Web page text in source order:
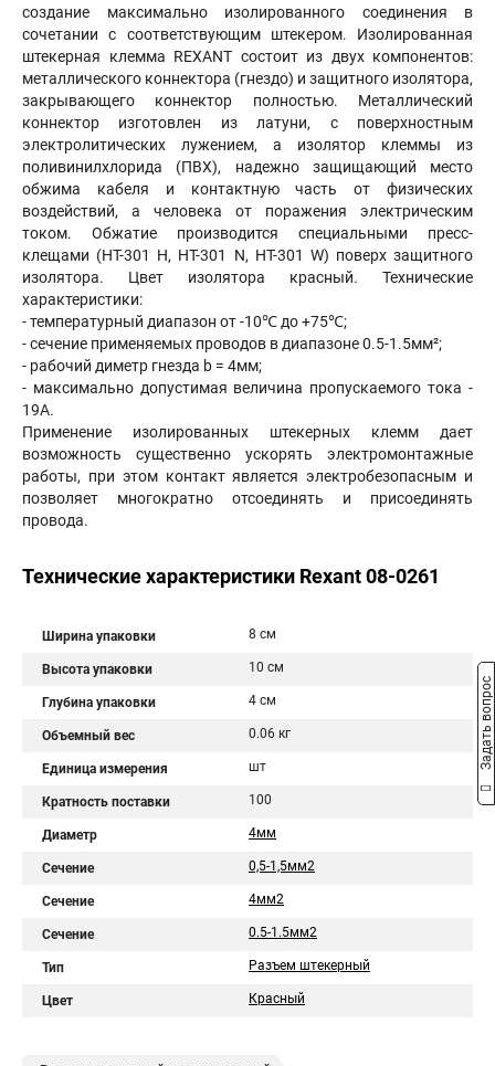
создание максимально изолированного соединения в
сочетании с соответствующим штекером. Изолированная
штекерная клемма REXANT состоит из двух компонентов:
металлического коннектора (гнездо) и защитного изолятора,
закрывающего коннектор полностью. Металлический
коннектор изготовлен из латуни, с поверхностным
электролитических лужением, а изолятор клеммы из
поливинилхлорида (ПВХ), надежно защищающий место
обжима кабеля и контактную часть от физических
воздействий, а человека от поражения электрическим
током. Обжатие производится специальными пресс-
клещами (HT-301 H, HT-301 N, HT-301 W) поверх защитного
изолятора. Цвет изолятора красный. Технические
характеристики:
- температурный диапазон от -10℃ до +75℃;
- сечение применяемых проводов в диапазоне 0.5-1.5мм²;
- рабочий диметр гнезда b = 4мм;
- максимально допустимая величина пропускаемого тока -
19А.
Применение изолированных штекерных клемм дает
возможность существенно ускорять электромонтажные
работы, при этом контакт является электробезопасным и
позволяет многократно отсоединять и присоединять
провода.
Технические характеристики Rexant 08-0261
Ширина упаковки 8 см
Высота упаковки 10 см
Глубина упаковки 4 см
Объемный вес 0.06 кг
Единица измерения шт
Кратность поставки 100
Диаметр 4мм
Сечение 0,5-1,5мм2
Сечение 4мм2
Сечение 0.5-1.5мм2
Тип Разъем штекерный
Цвет Красный
Задать вопрос